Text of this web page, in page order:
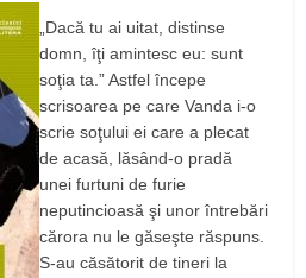
„Dacă tu ai uitat, distinse
domn, îţi amintesc eu: sunt
soţia ta.” Astfel începe
scrisoarea pe care Vanda i-o
scrie soţului ei care a plecat
de acasă, lăsând-o pradă
unei furtuni de furie
neputincioasă şi unor întrebări
cărora nu le găseşte răspuns.
S-au căsătorit de tineri la